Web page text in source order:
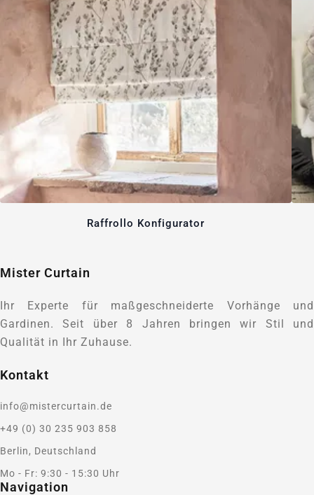
Raffrollo Konfigurator
Mister Curtain
Ihr Experte für maßgeschneiderte Vorhänge und
Gardinen. Seit über 8 Jahren bringen wir Stil und
Qualität in Ihr Zuhause.
Kontakt
info@mistercurtain.de
+49 (0) 30 235 903 858
Berlin, Deutschland
Mo - Fr: 9:30 - 15:30 Uhr
Navigation